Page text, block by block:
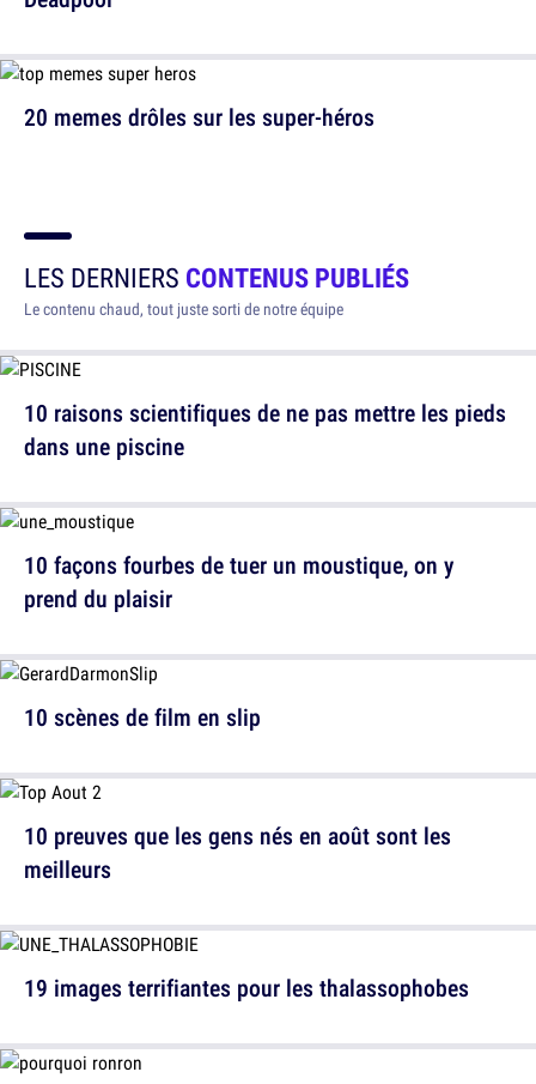
20 memes drôles sur les super-héros
LES DERNIERS CONTENUS PUBLIÉS
Le contenu chaud, tout juste sorti de notre équipe
10 raisons scientifiques de ne pas mettre les pieds
dans une piscine
10 scènes de film en slip
19 images terrifiantes pour les thalassophobes
10 façons fourbes de tuer un moustique, on y
prend du plaisir
10 preuves que les gens nés en août sont les
meilleurs